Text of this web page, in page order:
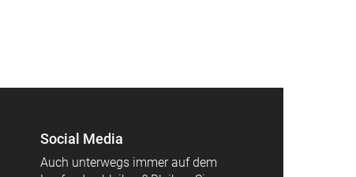
Social Media
Auch unterwegs immer auf dem